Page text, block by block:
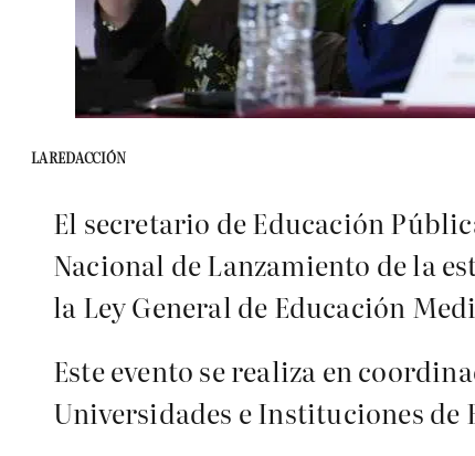
LA REDACCIÓN
El secretario de Educación
Nacional de Lanzamiento de la
la Ley General de Educación
Este evento se realiza en
Universidades e Instituciones